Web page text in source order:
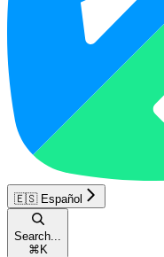
🇪🇸 Español
Search...
⌘ K